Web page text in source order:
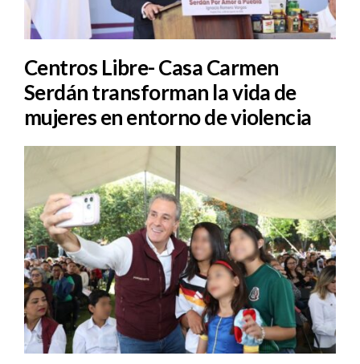
Centros Libre- Casa Carmen
Serdán transforman la vida de
mujeres en entorno de violencia